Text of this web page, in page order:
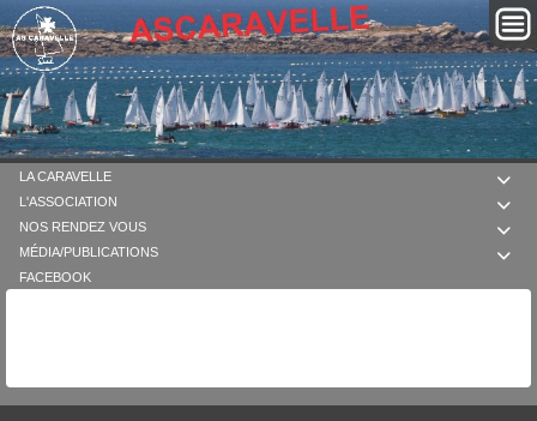

LA CARAVELLE

L'ASSOCIATION

NOS RENDEZ VOUS

MÉDIA/PUBLICATIONS
FACEBOOK